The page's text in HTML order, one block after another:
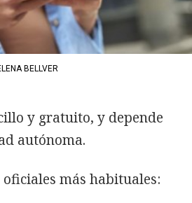
BELLVER
y gratuito, y depende
autónoma.
oficiales más habituales: